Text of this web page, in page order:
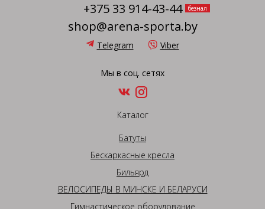
+375 33 914-43-44
безнал
shop@arena-sporta.by
Telegram Viber
Мы в соц. сетях
Каталог
Батуты
Бескаркасные кресла
Бильярд
ВЕЛОСИПЕДЫ В МИНСКЕ И БЕЛАРУСИ
Гимнастическое оборудование